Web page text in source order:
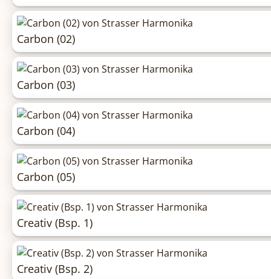
Carbon (02)
Carbon (03)
Carbon (04)
Carbon (05)
Creativ (Bsp. 1)
Creativ (Bsp. 2)